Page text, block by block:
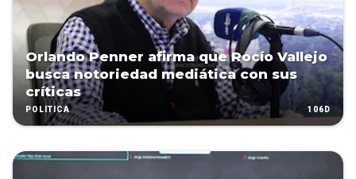
Orlando Penner afirma que Rocío Vallejo
busca notoriedad mediática con sus
críticas
POLÍTICA 106D